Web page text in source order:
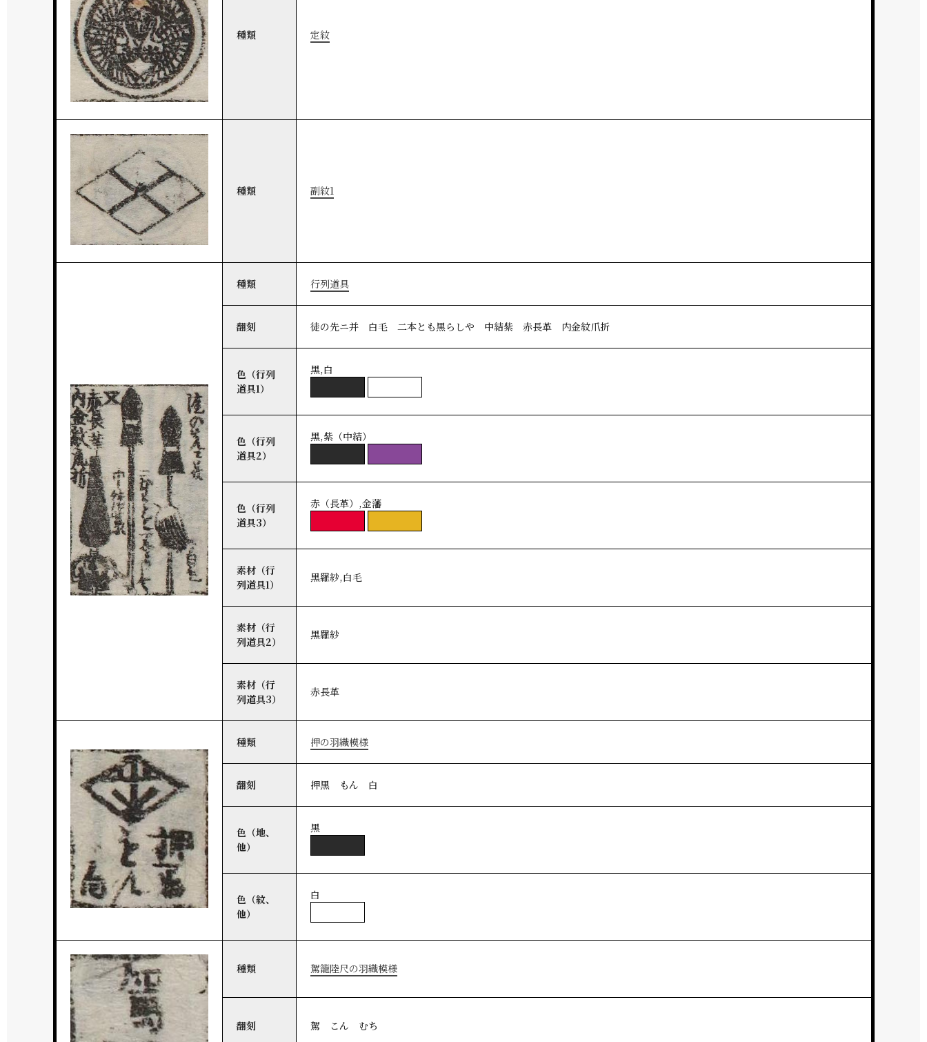
種類 定紋
種類 副紋1
種類 行列道具
翻刻 徒の先ニ并 白毛 二本とも黒らしや 中結紫 赤長革 内金紋爪折
色（行列
道具1）
黒,白
色（行列
道具2）
黒,紫（中結）
色（行列
道具3）
赤（長革）,金藩
素材（行
列道具1）
黒羅紗,白毛
素材（行
列道具2）
黒羅紗
素材（行
列道具3）
赤長革
種類 押の羽織模様
翻刻 押黒 もん 白
色（地、
他）
黒
色（紋、
他）
白
種類 駕籠陸尺の羽織模様
翻刻 駕 こん むち